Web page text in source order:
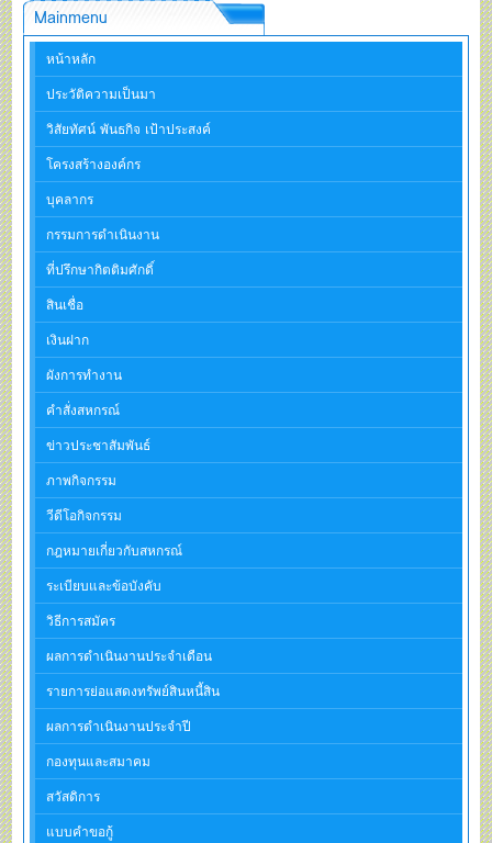
Mainmenu
หน้าหลัก
ประวัติความเป็นมา
วิสัยทัศน์ พันธกิจ เป้าประสงค์
โครงสร้างองค์กร
บุคลากร
กรรมการดำเนินงาน
ที่ปรึกษากิตติมศักดิ์
สินเชื่อ
เงินฝาก
ผังการทำงาน
คำสั่งสหกรณ์
ข่าวประชาสัมพันธ์
ภาพกิจกรรม
วีดีโอกิจกรรม
กฎหมายเกี่ยวกับสหกรณ์
ระเบียบและข้อบังคับ
วิธีการสมัคร
ผลการดำเนินงานประจำเดือน
รายการย่อแสดงทรัพย์สินหนี้สิน
ผลการดำเนินงานประจำปี
กองทุนและสมาคม
สวัสดิการ
แบบคำขอกู้